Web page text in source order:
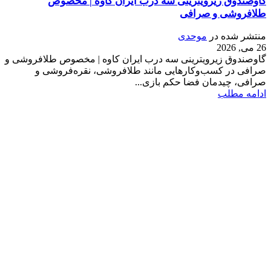
طلافروشی و صرافی
منتشر شده در موحدی
26 می, 2026
گاوصندوق زیرویترینی سه درب ایران کاوه | مخصوص طلافروشی و
صرافی در کسب‌وکارهایی مانند طلافروشی، نقره‌فروشی و
صرافی، چیدمان فضا حکم بازی...
ادامه مطلب